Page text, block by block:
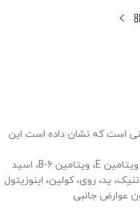
است که نشان داده است این
دارای ویتامین A، ویتامین C، ویتامین D، ویتامین E، ویتامین B-6، اسید
عوارض جانبی